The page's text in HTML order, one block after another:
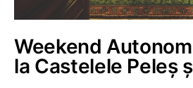
Weekend
la Castelele Peleș